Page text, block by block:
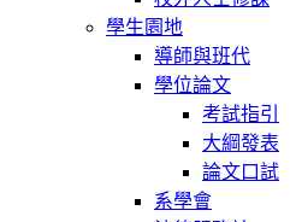
學生園地
導師與班代
學位論文
考試指引
大綱發表
論文口試
系學會